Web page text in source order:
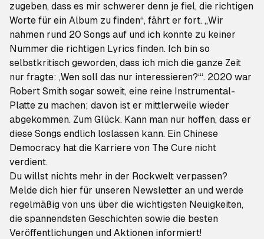
zugeben, dass es mir schwerer denn je fiel, die richtigen
Worte für ein Album zu finden“, fährt er fort. „Wir
nahmen rund 20 Songs auf und ich konnte zu keiner
Nummer die richtigen Lyrics finden. Ich bin so
selbstkritisch geworden, dass ich mich die ganze Zeit
nur fragte: ‚Wen soll das nur interessieren?‘“. 2020 war
Robert Smith sogar soweit, eine reine Instrumental-
Platte zu machen; davon ist er mittlerweile wieder
abgekommen. Zum Glück. Kann man nur hoffen, dass er
diese Songs endlich loslassen kann. Ein Chinese
Democracy hat die Karriere von The Cure nicht
verdient.
Du willst nichts mehr in der Rockwelt verpassen?
Melde dich hier für unseren Newsletter an und werde
regelmäßig von uns über die wichtigsten Neuigkeiten,
die spannendsten Geschichten sowie die besten
Veröffentlichungen und Aktionen informiert!